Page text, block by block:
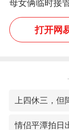
母女俩临时接
玩具鱼竿钓上
打开网